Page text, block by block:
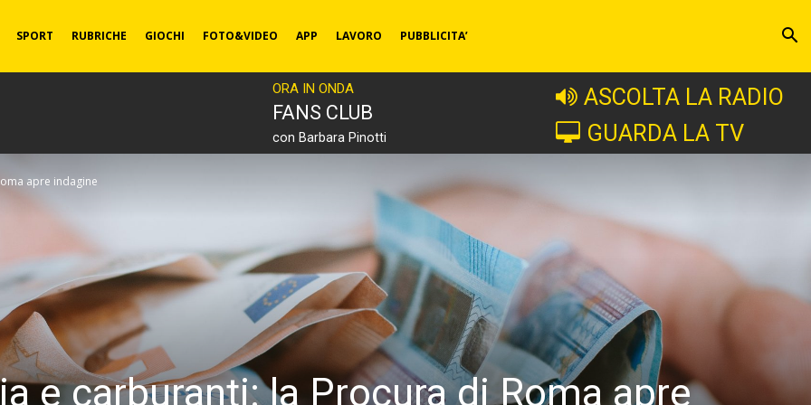
SPORT RUBRICHE GIOCHI FOTO&VIDEO APP LAVORO PUBBLICITA’
ORA IN ONDA
FANS CLUB
con Barbara Pinotti
ASCOLTA LA RADIO
GUARDA LA TV
apre indagine
e carburanti: la Procura di Roma apre